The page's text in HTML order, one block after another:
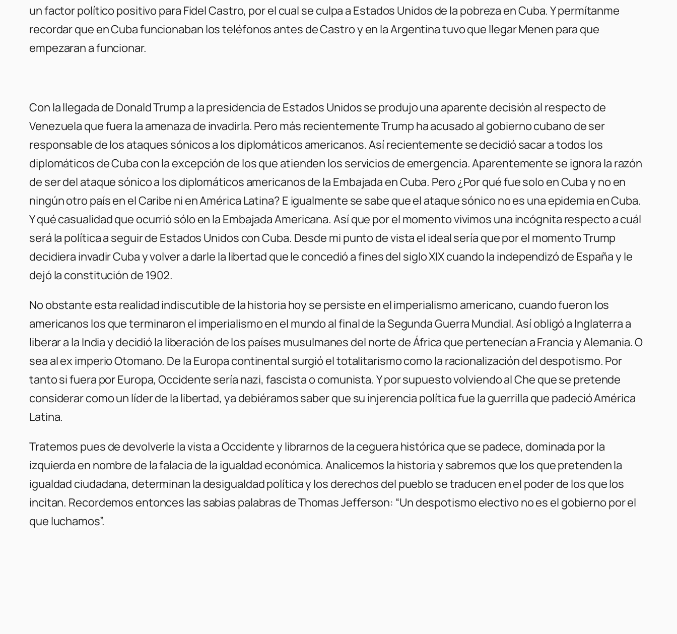
un factor político positivo para Fidel Castro, por el cual se culpa a Estados Unidos de la pobreza en Cuba. Y permítanme
recordar que en Cuba funcionaban los teléfonos antes de Castro y en la Argentina tuvo que llegar Menen para que
empezaran a funcionar.
Con la llegada de Donald Trump a la presidencia de Estados Unidos se produjo una aparente decisión al respecto de
Venezuela que fuera la amenaza de invadirla. Pero más recientemente Trump ha acusado al gobierno cubano de ser
responsable de los ataques sónicos a los diplomáticos americanos. Así recientemente se decidió sacar a todos los
diplomáticos de Cuba con la excepción de los que atienden los servicios de emergencia. Aparentemente se ignora la razón
de ser del ataque sónico a los diplomáticos americanos de la Embajada en Cuba. Pero ¿Por qué fue solo en Cuba y no en
ningún otro país en el Caribe ni en América Latina? E igualmente se sabe que el ataque sónico no es una epidemia en Cuba.
Y qué casualidad que ocurrió sólo en la Embajada Americana. Así que por el momento vivimos una incógnita respecto a cuál
será la política a seguir de Estados Unidos con Cuba. Desde mi punto de vista el ideal sería que por el momento Trump
decidiera invadir Cuba y volver a darle la libertad que le concedió a fines del siglo XIX cuando la independizó de España y le
dejó la constitución de 1902.
No obstante esta realidad indiscutible de la historia hoy se persiste en el imperialismo americano, cuando fueron los
americanos los que terminaron el imperialismo en el mundo al final de la Segunda Guerra Mundial. Así obligó a Inglaterra a
liberar a la India y decidió la liberación de los países musulmanes del norte de África que pertenecían a Francia y Alemania. O
sea al ex imperio Otomano. De la Europa continental surgió el totalitarismo como la racionalización del despotismo. Por
tanto si fuera por Europa, Occidente sería nazi, fascista o comunista. Y por supuesto volviendo al Che que se pretende
considerar como un líder de la libertad, ya debiéramos saber que su injerencia política fue la guerrilla que padeció América
Latina.
Tratemos pues de devolverle la vista a Occidente y librarnos de la ceguera histórica que se padece, dominada por la
izquierda en nombre de la falacia de la igualdad económica. Analicemos la historia y sabremos que los que pretenden la
igualdad ciudadana, determinan la desigualdad política y los derechos del pueblo se traducen en el poder de los que los
incitan. Recordemos entonces las sabias palabras de Thomas Jefferson: “Un despotismo electivo no es el gobierno por el
que luchamos”.